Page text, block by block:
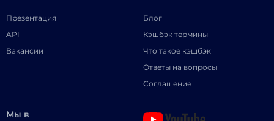
Презентация
API
Вакансии
Блог
Кэшбэк термины
Что такое кэшбэк
Ответы на вопросы
Соглашение
Мы в